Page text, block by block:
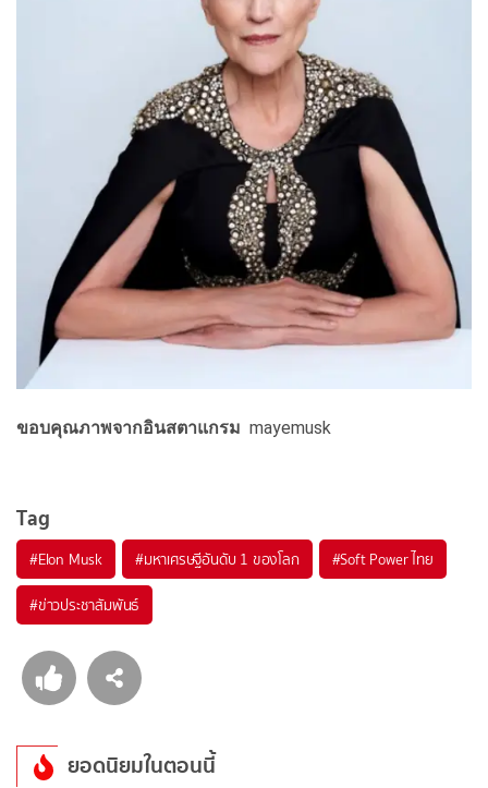
ขอบคุณภาพจากอินสตาแกรม mayemusk
Tag
#Elon Musk #มหาเศรษฐีอันดับ 1 ของโลก #Soft Power ไทย
#ข่าวประชาสัมพันธ์
ยอดนิยมในตอนนี้